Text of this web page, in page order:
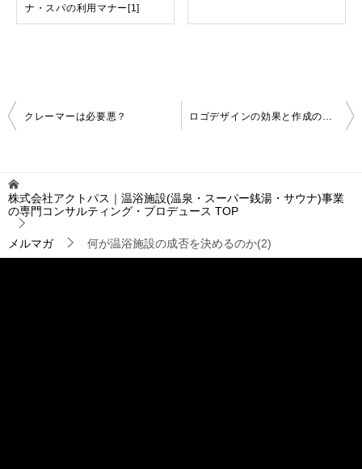
ナ・スパの利用マナー[1]
投
稿
ゲ
ー
シ
ョ
ン
クレーマーは必要悪？ ロゴデザインの効果と作成のポイント
株式会社アクトパス｜温浴施設(温泉・スーパー銭湯・サウナ)事業
の専門コンサルティング・プロデュース TOP
メルマガ 何が温浴施設の成否を決めるのか(2)